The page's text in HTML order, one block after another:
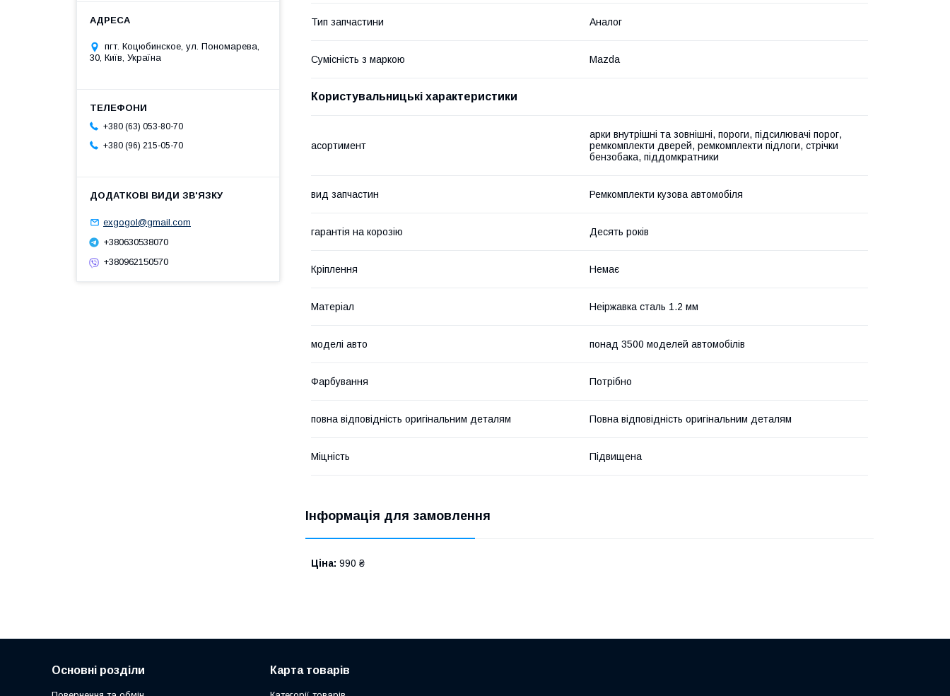
Тип запчастини Аналог
Сумісність з маркою Mazda
Користувальницькі характеристики
асортимент
арки внутрішні та зовнішні, пороги, підсилювачі порог,
ремкомплекти дверей, ремкомплекти підлоги, стрічки
бензобака, піддомкратники
вид запчастин Ремкомплекти кузова автомобіля
гарантія на корозію Десять років
Кріплення Немає
Матеріал Неіржавка сталь 1.2 мм
моделі авто понад 3500 моделей автомобілів
Фарбування Потрібно
повна відповідність оригінальним деталям Повна відповідність оригінальним деталям
Міцність Підвищена
Інформація для замовлення
Ціна: 990 ₴
пгт. Коцюбинское, ул. Пономарева,
30, Київ, Україна
+380 (63) 053-80-70
+380 (96) 215-05-70
exgogol@gmail.com
+380630538070
+380962150570
Основні розділи Карта товарів